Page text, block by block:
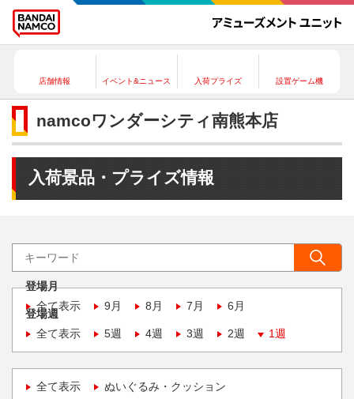
店舗情報 イベント&ニュース 入荷プライズ 設置ゲーム機
namcoワンダーシティ南熊本店
入荷景品・プライズ情報
登場月
全て表示
9月 8月 7月 6月
登場週
全て表示
5週 4週 3週 2週 1週
全て表示 ぬいぐるみ・クッション